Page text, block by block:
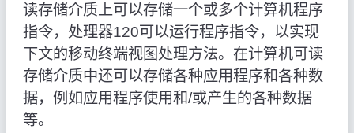
读存储介质上可以存储一个或多个计算机程序
指令，处理器120可以运行程序指令，以实现
下文的移动终端视图处理方法。在计算机可读
存储介质中还可以存储各种应用程序和各种数
据，例如应用程序使用和/或产生的各种数据
等。